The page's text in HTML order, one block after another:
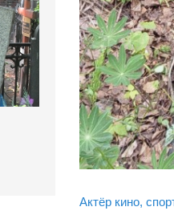
Актёр кино,